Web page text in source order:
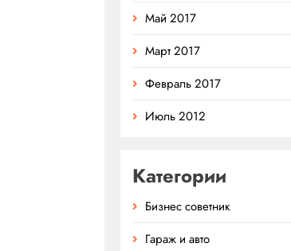
Май 2017
Март 2017
Февраль 2017
Июль 2012
Категории
Бизнес советник
Гараж и авто